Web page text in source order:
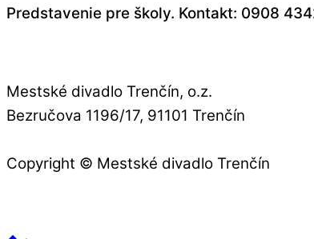
Predstavenie pre školy. Kontakt: 0908
Mestské divadlo Trenčín, o.z.
Bezručova 1196/17, 91101 Trenčín
Copyright © Mestské divadlo Trenčín